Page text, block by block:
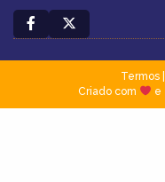
Termos|
Criado com
e